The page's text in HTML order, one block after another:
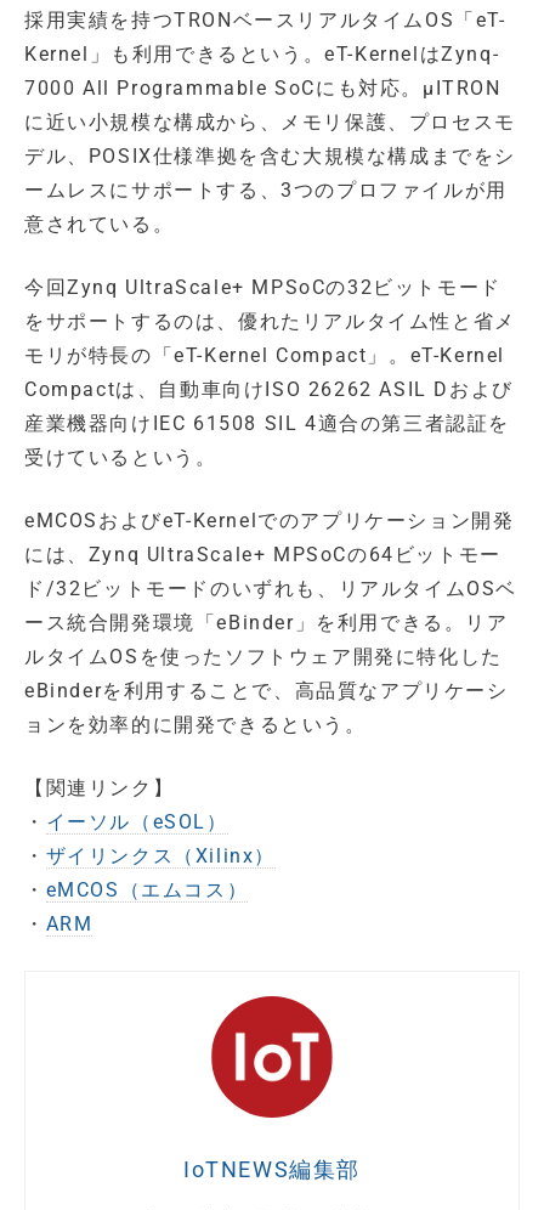
採用実績を持つTRONベースリアルタイムOS「eT-
Kernel」も利用できるという。eT-KernelはZynq-
7000 All Programmable SoCにも対応。μITRON
に近い小規模な構成から、メモリ保護、プロセスモ
デル、POSIX仕様準拠を含む大規模な構成までをシ
ームレスにサポートする、3つのプロファイルが用
意されている。
今回Zynq UltraScale+ MPSoCの32ビットモード
をサポートするのは、優れたリアルタイム性と省メ
モリが特長の「eT-Kernel Compact」。eT-Kernel
Compactは、自動車向けISO 26262 ASIL Dおよび
産業機器向けIEC 61508 SIL 4適合の第三者認証を
受けているという。
eMCOSおよびeT-Kernelでのアプリケーション開発
には、Zynq UltraScale+ MPSoCの64ビットモー
ド/32ビットモードのいずれも、リアルタイムOSベ
ース統合開発環境「eBinder」を利用できる。リア
ルタイムOSを使ったソフトウェア開発に特化した
eBinderを利用することで、高品質なアプリケーシ
ョンを効率的に開発できるという。
【関連リンク】
・ イーソル（eSOL）
・ ザイリンクス（Xilinx）
・ eMCOS（エムコス）
・ ARM
IoTNEWS編集部